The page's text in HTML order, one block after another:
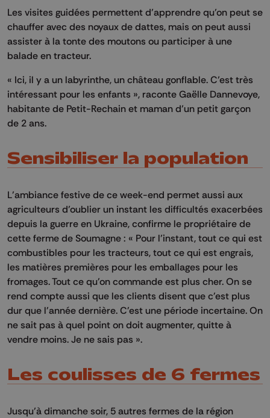
Les visites guidées permettent d’apprendre qu’on peut se
chauffer avec des noyaux de dattes, mais on peut aussi
assister à la tonte des moutons ou participer à une
balade en tracteur.
« Ici, il y a un labyrinthe, un château gonflable. C’est très
intéressant pour les enfants », raconte Gaëlle Dannevoye,
habitante de Petit-Rechain et maman d’un petit garçon
de 2 ans.
Sensibiliser la population
L’ambiance festive de ce week-end permet aussi aux
agriculteurs d’oublier un instant les difficultés exacerbées
depuis la guerre en Ukraine, confirme le propriétaire de
cette ferme de Soumagne : « Pour l’instant, tout ce qui est
combustibles pour les tracteurs, tout ce qui est engrais,
les matières premières pour les emballages pour les
fromages. Tout ce qu'on commande est plus cher. On se
rend compte aussi que les clients disent que c'est plus
dur que l'année dernière. C'est une période incertaine. On
ne sait pas à quel point on doit augmenter, quitte à
vendre moins. Je ne sais pas ».
Les coulisses de 6 fermes
Jusqu’à dimanche soir, 5 autres fermes de la région